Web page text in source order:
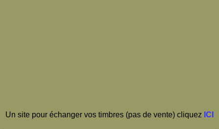
Un site pour échanger vos timbres (pas de vente) cliquez ICI